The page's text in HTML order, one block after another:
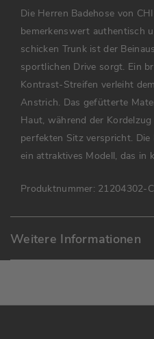
Die Herren Badehose von
bemerkenswert authentisch
schicken Trunk ist der
sportlichen Drive sorgt. Ein
Kontrast-Streifen verleiht
Anstrich. Das gefütterte
Haut, während der
perfekten Sitz verspricht. Die
ein attraktives Modell, das in
Produktnummer: 21204302-
Weitere Informationen